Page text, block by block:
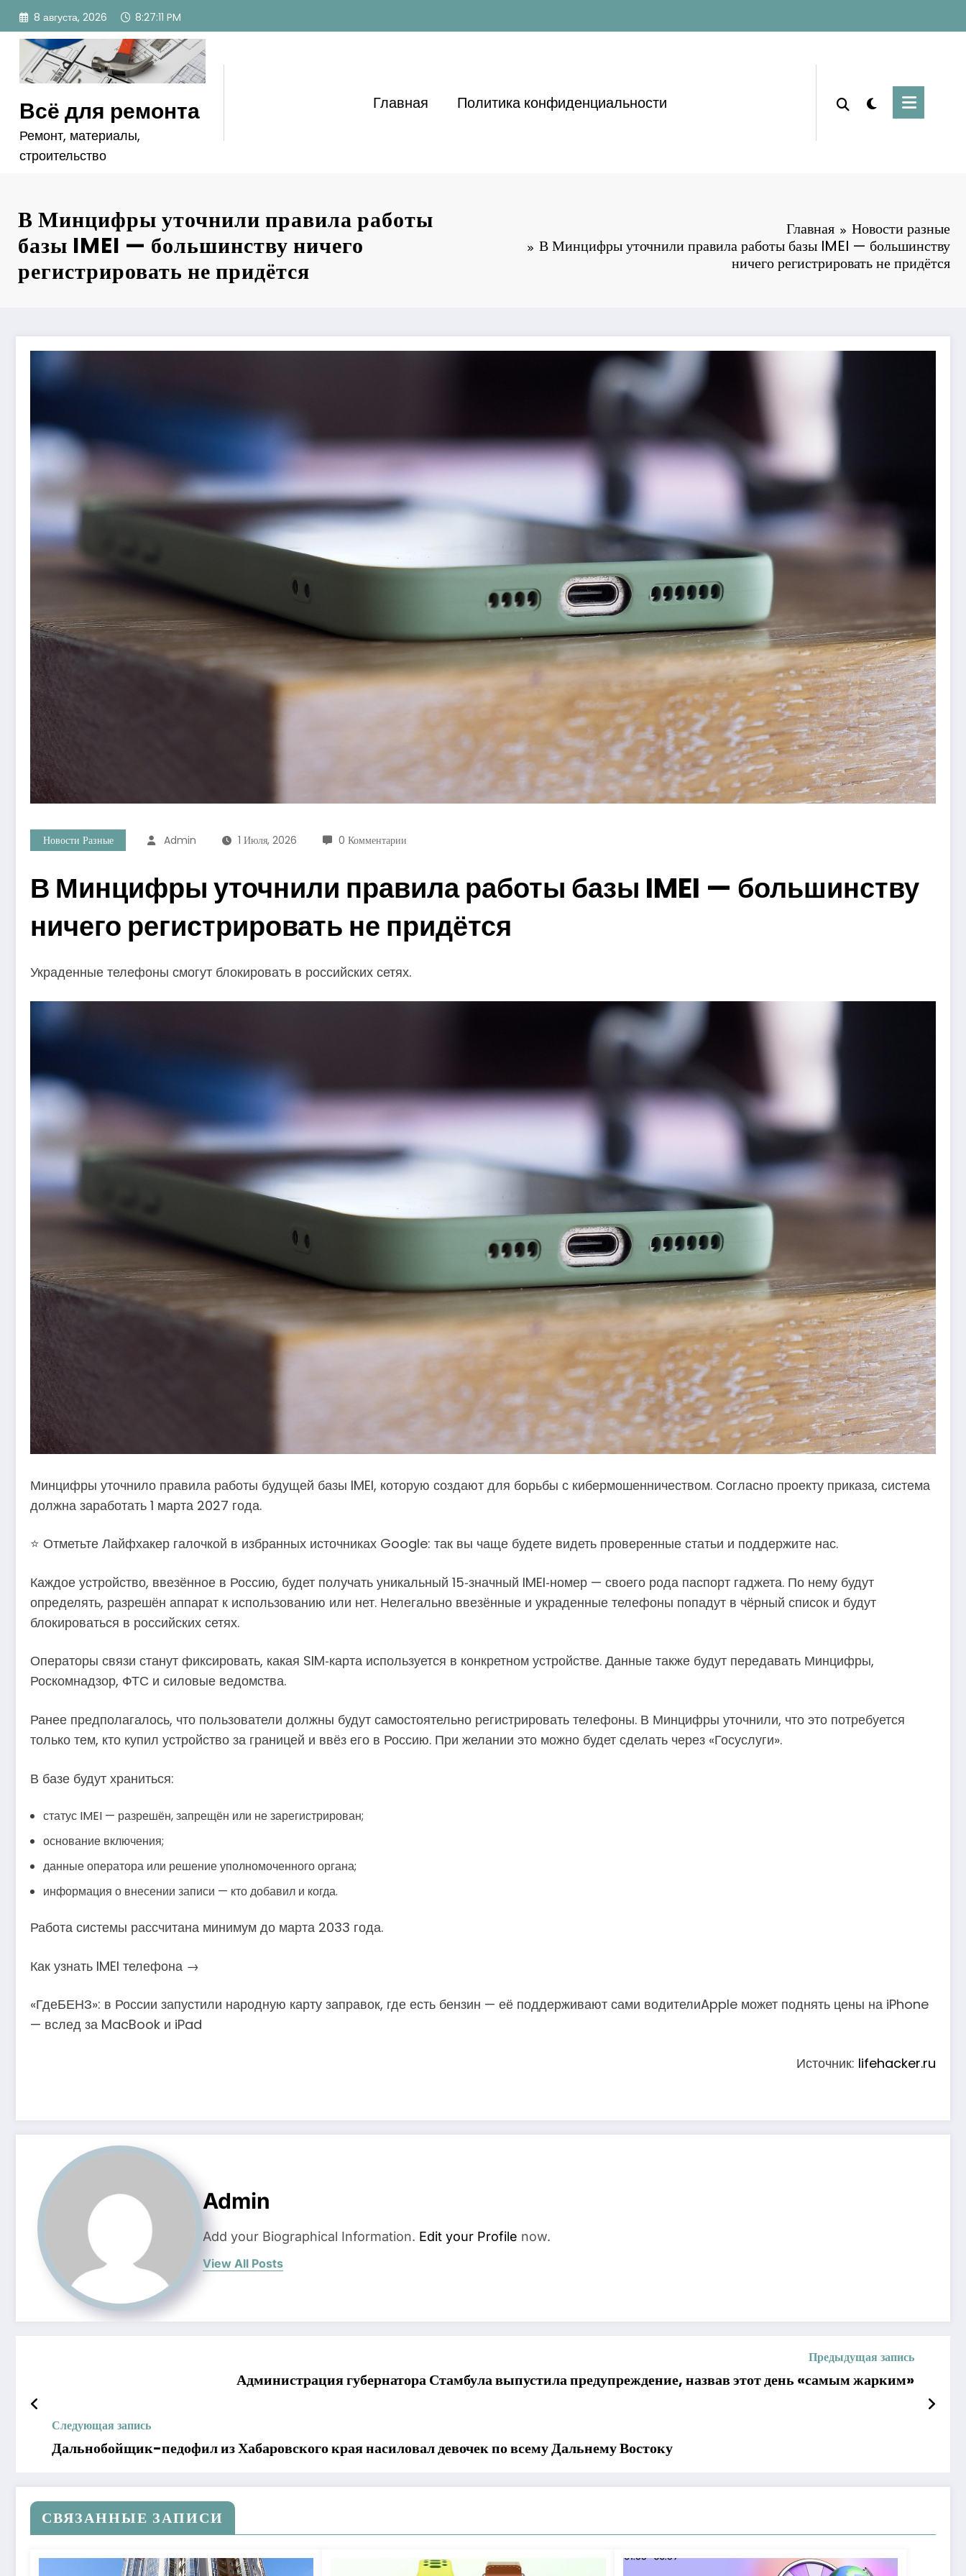
Перейти
содержимому
8 августа, 2026 8:27:13 PM
Всё для ремонта
Ремонт, материалы,
строительство
Главная Политика конфиденциальности
В Минцифры уточнили правила работы
базы IMEI — большинству ничего
регистрировать не придётся
Главная
Новости разные
В Минцифры уточнили правила работы базы IMEI — большинству
ничего регистрировать не придётся
Новости Разные Admin 1 Июля, 2026 0 Комментарии
В Минцифры уточнили правила работы базы IMEI — большинству
ничего регистрировать не придётся
Украденные телефоны смогут блокировать в российских сетях.
Минцифры уточнило правила работы будущей базы IMEI, которую создают для борьбы с кибермошенничеством. Согласно проекту приказа, система
должна заработать 1 марта 2027 года.
⭐ Отметьте Лайфхакер галочкой в избранных источниках Google: так вы чаще будете видеть проверенные статьи и поддержите нас.
Каждое устройство, ввезённое в Россию, будет получать уникальный 15‑значный IMEI‑номер — своего рода паспорт гаджета. По нему будут
определять, разрешён аппарат к использованию или нет. Нелегально ввезённые и украденные телефоны попадут в чёрный список и будут
блокироваться в российских сетях.
Операторы связи станут фиксировать, какая SIM‑карта используется в конкретном устройстве. Данные также будут передавать Минцифры,
Роскомнадзор, ФТС и силовые ведомства.
Ранее предполагалось, что пользователи должны будут самостоятельно регистрировать телефоны. В Минцифры уточнили, что это потребуется
только тем, кто купил устройство за границей и ввёз его в Россию. При желании это можно будет сделать через «Госуслуги».
В базе будут храниться:
статус IMEI — разрешён, запрещён или не зарегистрирован;
основание включения;
данные оператора или решение уполномоченного органа;
информация о внесении записи — кто добавил и когда.
Работа системы рассчитана минимум до марта 2033 года.
Как узнать IMEI телефона →
«ГдеБЕНЗ»: в России запустили народную карту заправок, где есть бензин — её поддерживают сами водителиApple может поднять цены на iPhone
— вслед за MacBook и iPad
Источник: lifehacker.ru
Admin
Add your Biographical Information. Edit your Profile now.
View All Posts
Предыдущая запись
Администрация губернатора Стамбула выпустила предупреждение, назвав этот день «самым жарким»
Следующая запись
Дальнобойщик-педофил из Хабаровского края насиловал девочек по всему Дальнему Востоку
СВЯЗАННЫЕ ЗАПИСИ